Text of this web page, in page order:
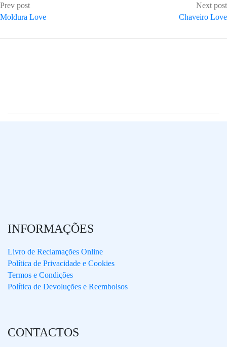
Prev post
Moldura Love
Next post
Chaveiro Love
INFORMAÇÕES
Livro de Reclamações Online
Política de Privacidade e Cookies
Termos e Condições
Política de Devoluções e Reembolsos
CONTACTOS